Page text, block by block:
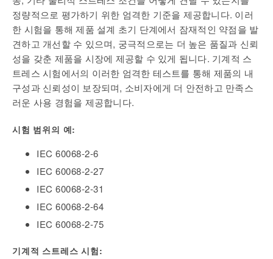
정량적으로 평가하기 위한 엄격한 기준을 제공합니다. 이러
한 시험을 통해 제품 설계 초기 단계에서 잠재적인 약점을 발
견하고 개선할 수 있으며, 궁극적으로는 더 높은 품질과 신뢰
성을 갖춘 제품을 시장에 제공할 수 있게 됩니다. 기계적 스
트레스 시험에서의 이러한 엄격한 테스트를 통해 제품의 내
구성과 신뢰성이 보장되며, 소비자에게 더 안전하고 만족스
러운 사용 경험을 제공합니다.
시험 범위의 예:
IEC 60068-2-6
IEC 60068-2-27
IEC 60068-2-31
IEC 60068-2-64
IEC 60068-2-75
기계적 스트레스 시험: